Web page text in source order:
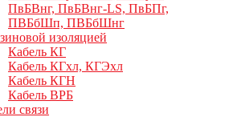
ПвБВнг, ПвБВнг-LS, ПвБПг,
ПВБбШп, ПВБбШнг
изоляцией
Кабель КГ
Кабель КГхл, КГЭхл
Кабель КГН
Кабель ВРБ
связи